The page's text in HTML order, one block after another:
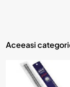
Aceeasi